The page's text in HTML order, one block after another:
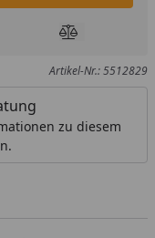
Produkt
Artikel-Nr.: 5512829
zu diesem